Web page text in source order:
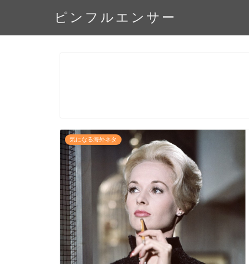
ピンフルエンサー
気になる海外ネタ